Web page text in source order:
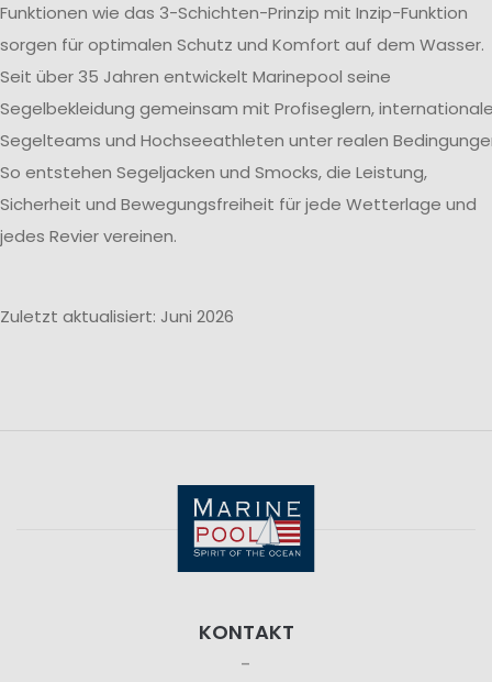
Funktionen wie das 3-Schichten-Prinzip mit Inzip-Funktion
sorgen für optimalen Schutz und Komfort auf dem Wasser.
Seit über 35 Jahren entwickelt Marinepool seine
Segelbekleidung gemeinsam mit Profiseglern,
Segelteams und Hochseeathleten unter realen
So entstehen Segeljacken und Smocks, die Leistung,
Sicherheit und Bewegungsfreiheit für jede Wetterlage und
jedes Revier vereinen.
Zuletzt aktualisiert: Juni 2026
KONTAKT